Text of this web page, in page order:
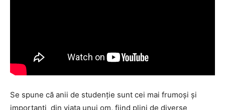
Se spune că anii de studenție sunt cei mai frumoși și
importanți din viața unui om, fiind plini de diverse